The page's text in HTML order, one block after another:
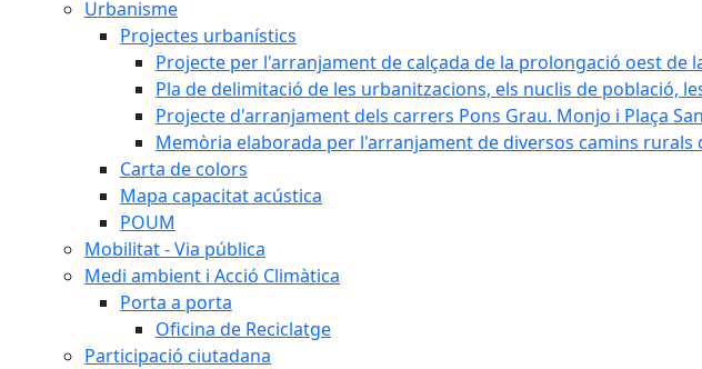
Urbanisme
Projectes urbanístics
Projecte per l'arranjament de calçada de la prolongació oest de
Pla de delimitació de les urbanitzacions, els nuclis de població,
Projecte d'arranjament dels carrers Pons Grau. Monjo i Plaça
Memòria elaborada per l'arranjament de diversos camins
Carta de colors
Mapa capacitat acústica
POUM
Mobilitat - Via pública
Medi ambient i Acció Climàtica
Porta a porta
Oficina de Reciclatge
Participació ciutadana